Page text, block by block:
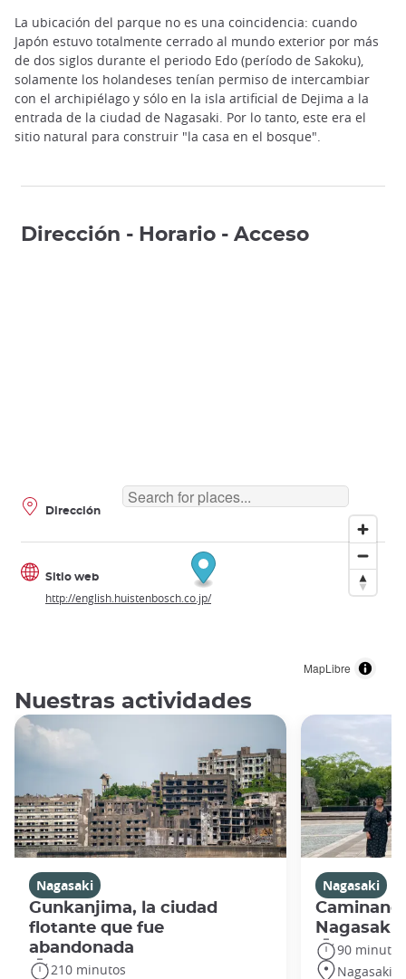
La ubicación del parque no es una coincidencia: cuando
Japón estuvo totalmente cerrado al mundo exterior por más
de dos siglos durante el periodo Edo (período de Sakoku),
solamente los holandeses tenían permiso de intercambiar
con el archipiélago y sólo en la isla artificial de Dejima a la
entrada de la ciudad de Nagasaki. Por lo tanto, este era el
sitio natural para construir "la casa en el bosque".
Dirección - Horario - Acceso
MapLibre
Dirección
Sitio web
http://english.huistenbosch.co.jp/
Nuestras actividades
Nagasaki
Gunkanjima, la ciudad
flotante que fue
abandonada
210 minutos
Nagasaki
Nagasaki
90 minutos
Nagasaki